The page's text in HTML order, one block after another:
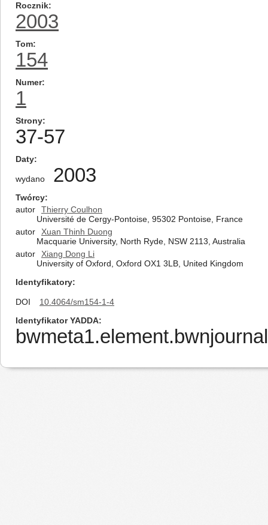
Rocznik
2003
Tom
154
Numer
1
Strony
37-57
Daty
wydano 2003
Twórcy
autor
Thierry Coulhon
Université de Cergy-Pontoise, 95302 Pontoise, France
autor
Xuan Thinh Duong
Macquarie University, North Ryde, NSW 2113, Australia
autor
Xiang Dong Li
University of Oxford, Oxford OX1 3LB, United Kingdom
Identyfikatory
DOI
10.4064/sm154-1-4
Identyfikator YADDA